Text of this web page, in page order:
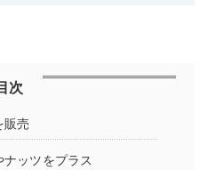
次
販売
ッツをプラス